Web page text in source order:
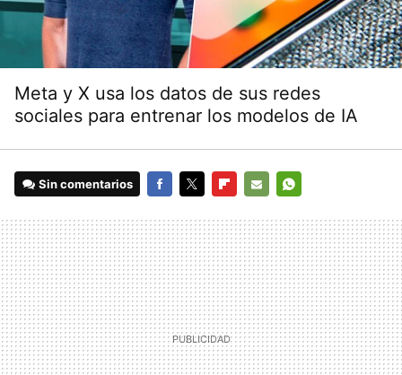
Meta y X usa los datos de sus redes
sociales para entrenar los modelos de IA
Sin comentarios
MAIL